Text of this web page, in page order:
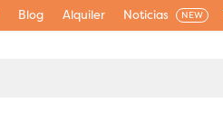
Blog Alquiler Noticias NEW